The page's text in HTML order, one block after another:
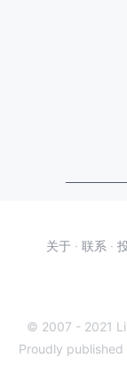
关于 · 联系 ·
© 2007 - 2021
Proudly published